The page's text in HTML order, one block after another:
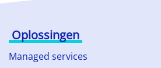
Oplossingen
Managed services